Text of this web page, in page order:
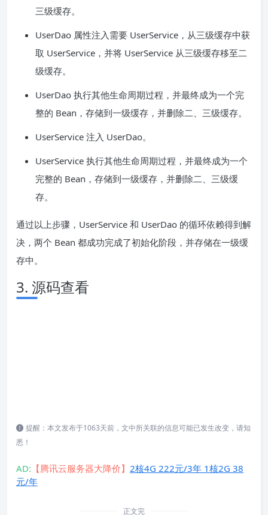
三级缓存。
UserDao 属性注入需要 UserService，从三级缓存中获
取 UserService，并将 UserService 从三级缓存移至二
级缓存。
UserDao 执行其他生命周期过程，并最终成为一个完
整的 Bean，存储到一级缓存，并删除二、三级缓存。
UserService 注入 UserDao。
UserService 执行其他生命周期过程，并最终成为一个
完整的 Bean，存储到一级缓存，并删除二、三级缓
存。
通过以上步骤，UserService 和 UserDao 的循环依赖得到解
决，两个 Bean 都成功完成了初始化阶段，并存储在一级缓
存中。
3. 源码查看
提醒：本文发布于1063天前，文中所关联的信息可能已发生改变，请知
悉！
AD: 【腾讯云服务器大降价】 2核4G 222元/3年 1核2G 38
元/年
正文完